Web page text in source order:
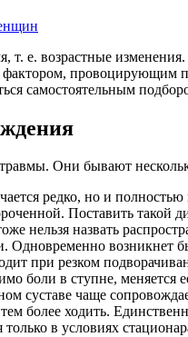
т. е. возрастные
провоцирующим
самостоятельным
Они бывают
редко, но и полностью
Поставить такой
нельзя назвать
возникнет
при резком
боли в ступне,
суставе чаще
более ходить.
в условиях